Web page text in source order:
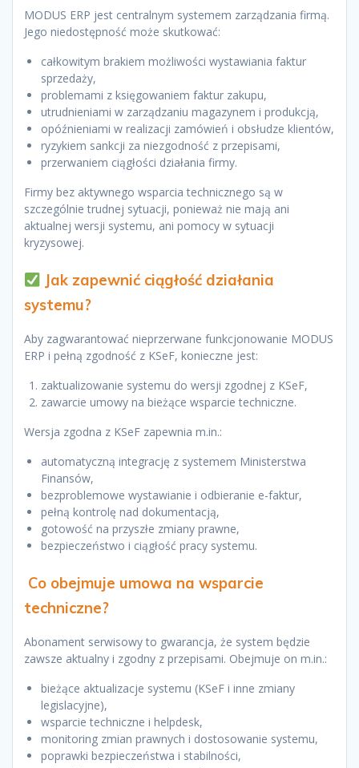
MODUS ERP jest centralnym systemem zarządzania firmą.
Jego niedostępność może skutkować:
całkowitym brakiem możliwości wystawiania faktur
sprzedaży,
problemami z księgowaniem faktur zakupu,
utrudnieniami w zarządzaniu magazynem i produkcją,
opóźnieniami w realizacji zamówień i obsłudze klientów,
ryzykiem sankcji za niezgodność z przepisami,
przerwaniem ciągłości działania firmy.
Firmy bez aktywnego wsparcia technicznego są w
szczególnie trudnej sytuacji, ponieważ nie mają ani
aktualnej wersji systemu, ani pomocy w sytuacji
kryzysowej.
Jak zapewnić ciągłość działania
systemu?
Aby zagwarantować nieprzerwane funkcjonowanie MODUS
ERP i pełną zgodność z KSeF, konieczne jest:
zaktualizowanie systemu do wersji zgodnej z KSeF,
zawarcie umowy na bieżące wsparcie techniczne.
Wersja zgodna z KSeF zapewnia m.in.:
automatyczną integrację z systemem Ministerstwa
Finansów,
bezproblemowe wystawianie i odbieranie e-faktur,
pełną kontrolę nad dokumentacją,
gotowość na przyszłe zmiany prawne,
bezpieczeństwo i ciągłość pracy systemu.
️️️ Co obejmuje umowa na wsparcie
techniczne?
Abonament serwisowy to gwarancja, że system będzie
zawsze aktualny i zgodny z przepisami. Obejmuje on m.in.:
bieżące aktualizacje systemu (KSeF i inne zmiany
legislacyjne),
wsparcie techniczne i helpdesk,
monitoring zmian prawnych i dostosowanie systemu,
poprawki bezpieczeństwa i stabilności,